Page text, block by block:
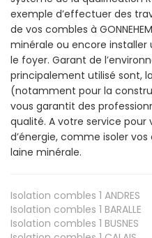
exemple d’effectuer des
de vos combles à
minérale ou encore
le foyer. Garant de
principalement utilisé sont,
(notamment pour la
vous garantit des
qualité. A votre service pour
d’énergie, comme isoler
laine minérale.
Isolation combles 1 ANDRES
Isolation combles 1 BARALLE
Isolation combles 1 BUSNES